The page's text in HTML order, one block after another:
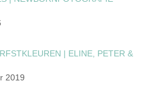
| ELINE, PETER &
2019